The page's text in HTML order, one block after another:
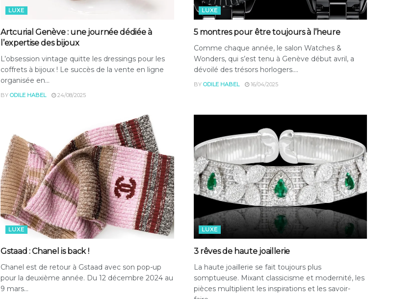
LUXE
Artcurial Genève : une journée dédiée à
l’expertise des bijoux
L’obsession vintage quitte les dressings pour les
coffrets à bijoux ! Le succès de la vente en ligne
organisée en...
BY ODILE HABEL 24/08/2025
LUXE
5 montres pour être toujours à l’heure
Comme chaque année, le salon Watches &
Wonders, qui s’est tenu à Genève début avril, a
dévoilé des trésors horlogers....
BY ODILE HABEL 16/04/2025
LUXE
Gstaad : Chanel is back !
Chanel est de retour à Gstaad avec son pop-up
pour la deuxième année. Du 12 décembre 2024 au
9 mars...
LUXE
3 rêves de haute joaillerie
La haute joaillerie se fait toujours plus
somptueuse. Mixant classicisme et modernité, les
pièces multiplient les inspirations et les savoir-